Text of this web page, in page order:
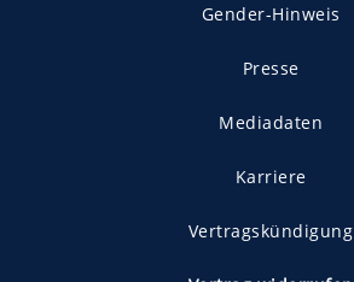
Gender-Hinweis
Presse
Mediadaten
Karriere
Vertragskündigung